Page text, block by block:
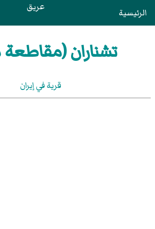
الرئيسية عريق
تشناران
قرية في إيران